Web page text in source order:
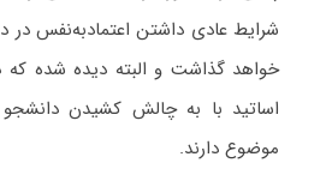
شرایط عادی داشتن اعتمادبه‌نفس در
خواهد گذاشت و البته دیده شده که
اساتید با به چالش کشیدن
موضوع دارند.